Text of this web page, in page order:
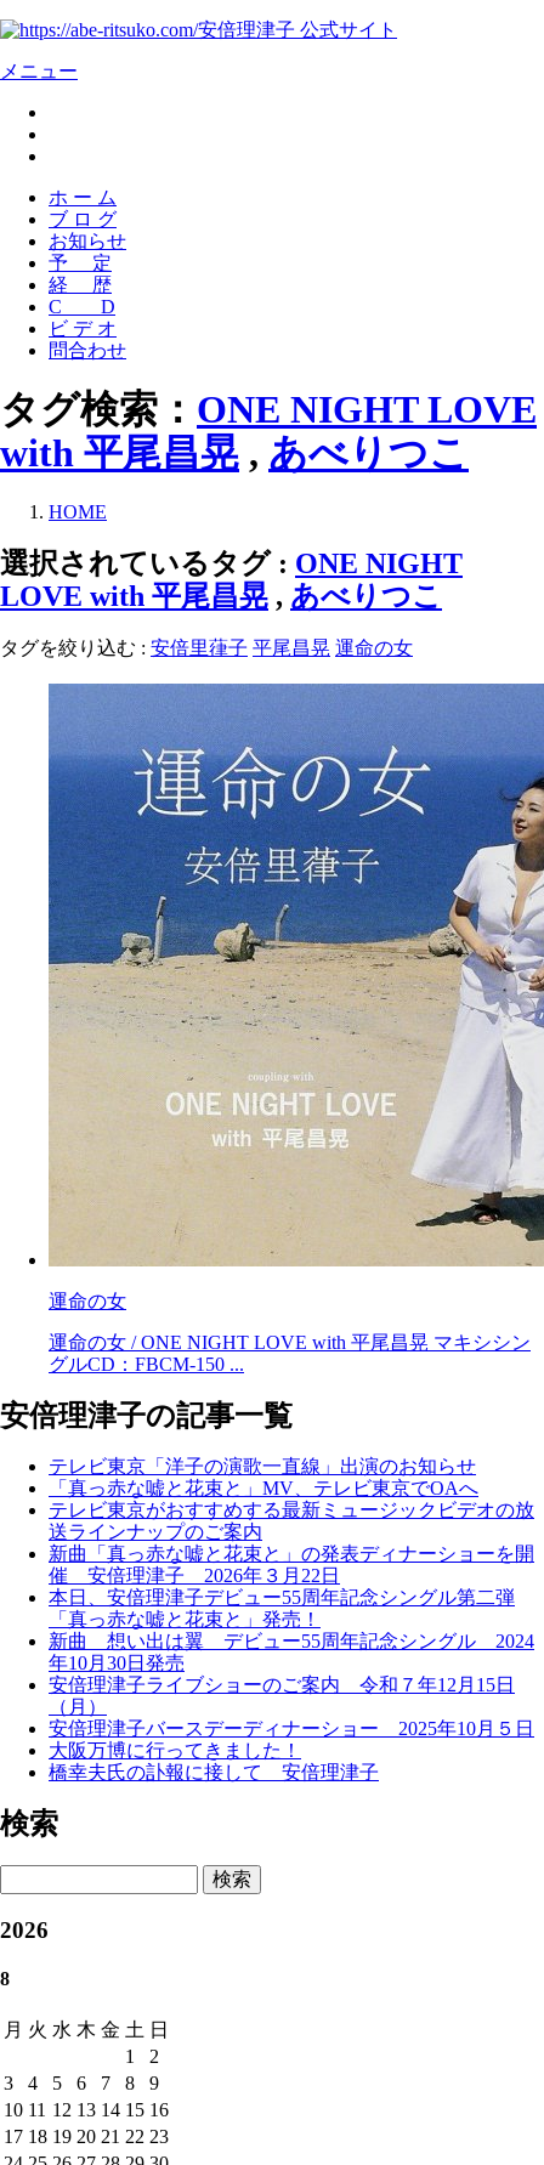
安倍理津子 公式サイト
メニュー
ホ ー ム
ブ ロ グ
お知らせ
予 定
経 歴
C D
ビ デ オ
問合わせ
タグ検索： ONE NIGHT LOVE
with 平尾昌晃 , あべりつこ
HOME
選択されているタグ : ONE NIGHT
LOVE with 平尾昌晃 , あべりつこ
タグを絞り込む : 安倍里葎子 平尾昌晃 運命の女
運命の女
運命の女 / ONE NIGHT LOVE with 平尾昌晃 マキシシン
グルCD：FBCM-150 ...
安倍理津子の記事一覧
テレビ東京「洋子の演歌一直線」出演のお知らせ
「真っ赤な嘘と花束と」MV、テレビ東京でOAへ
テレビ東京がおすすめする最新ミュージックビデオの放
送ラインナップのご案内
新曲「真っ赤な嘘と花束と」の発表ディナーショーを開
催 安倍理津子 2026年３月22日
本日、安倍理津子デビュー55周年記念シングル第二弾
「真っ赤な嘘と花束と」発売！
新曲 想い出は翼 デビュー55周年記念シングル 2024
年10月30日発売
安倍理津子ライブショーのご案内 令和７年12月15日
（月）
安倍理津子バースデーディナーショー 2025年10月５日
大阪万博に行ってきました！
橋幸夫氏の訃報に接して 安倍理津子
検索
検索
2026
8
月 火 水 木 金 土 日
1
2
3
4 5 6 7 8
9
10 11 12 13 14 15 16
17 18 19 20 21 22 23